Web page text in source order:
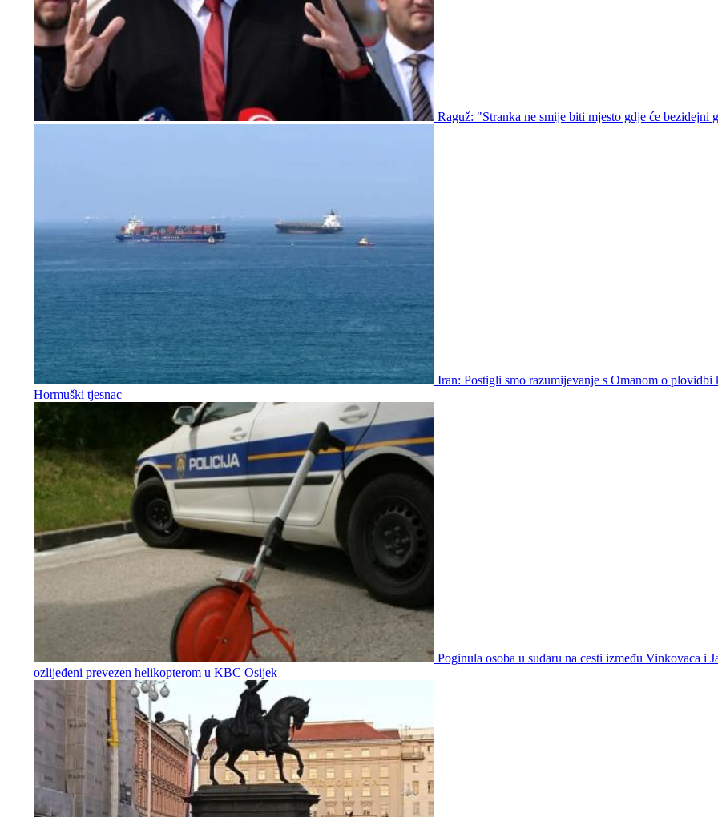
Raguž: "Stranka ne smije biti mjesto gdje će bezidejni
Iran: Postigli smo razumijevanje s Omanom o plovidbi
Hormuški tjesnac
Poginula osoba u sudaru na cesti između Vinkovaca i
ozlijeđeni prevezen helikopterom u KBC Osijek